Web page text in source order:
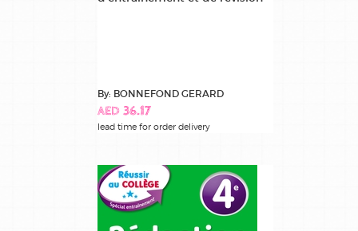
By: BONNEFOND GERARD
AED 36.17
lead time for order delivery